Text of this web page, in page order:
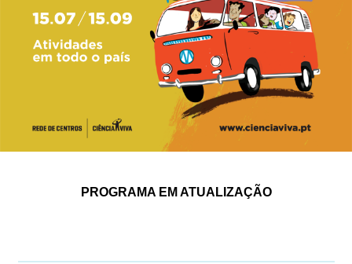
PROGRAMA EM ATUALIZAÇÃO